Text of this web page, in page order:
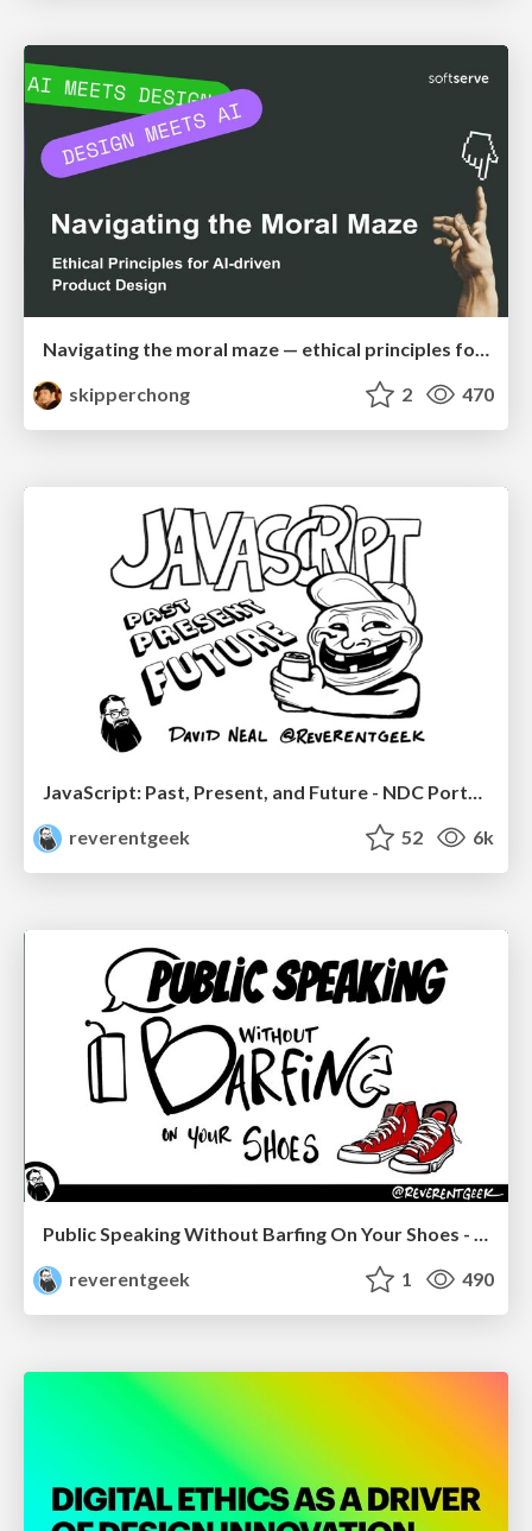
Navigating the moral maze — ethical principles for Al-driven product design
skipperchong
2 470
JavaScript: Past, Present, and Future - NDC Porto 2020
reverentgeek
52 6k
Public Speaking Without Barfing On Your Shoes - THAT 2023
reverentgeek
1 490